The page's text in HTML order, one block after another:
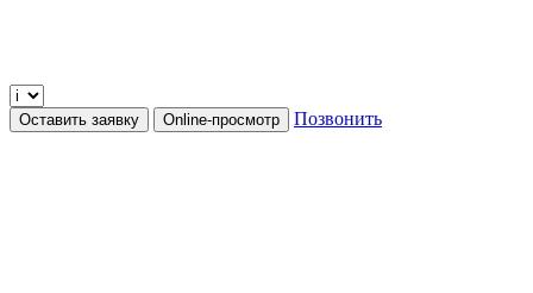
Оставить заявку Online-просмотр Позвонить